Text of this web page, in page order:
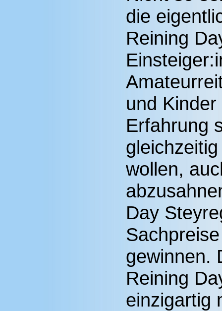
die
Reining
und
Erfahrung
wollen,
Day
gewinnen.
Reining
einzigartig